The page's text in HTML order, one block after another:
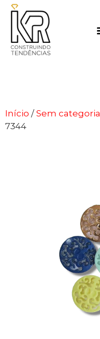
Início /Sem categoria
7344